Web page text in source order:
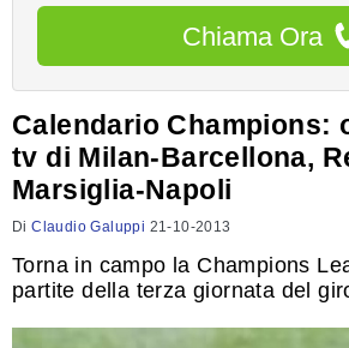
Chiama Ora
Calendario Champions:
tv di Milan-Barcellona,
Marsiglia-Napoli
DiClaudio Galuppi 21-10-2013
Torna in campo la Champions
partite della terza giornata del